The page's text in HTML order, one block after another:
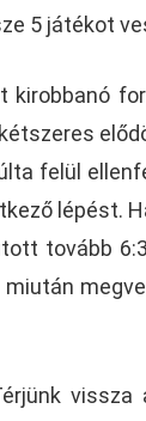
5 játékot
felül
lépést.
tovább
vissza